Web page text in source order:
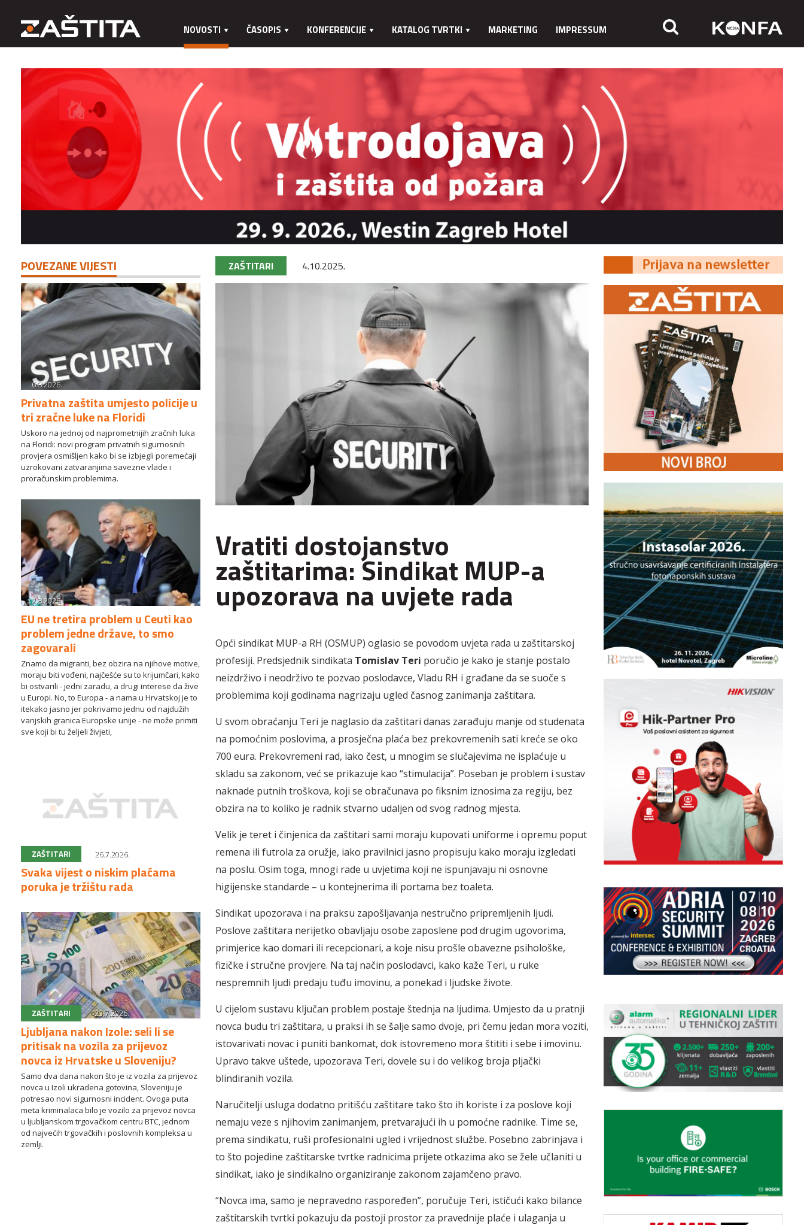
NOVOSTI ČASOPIS KONFERENCIJE KATALOG TVRTKI MARKETING IMPRESSUM
POVEZANE VIJESTI
6.8.2026.
Privatna zaštita umjesto policije u
tri zračne luke na Floridi
Uskoro na jednoj od najprometnijih zračnih luka
na Floridi: novi program privatnih sigurnosnih
provjera osmišljen kako bi se izbjegli poremećaji
uzrokovani zatvaranjima savezne vlade i
proračunskim problemima.
2.8.2026.
EU ne tretira problem u Ceuti kao
problem jedne države, to smo
zagovarali
Znamo da migranti, bez obzira na njihove motive,
moraju biti vođeni, najčešće su to krijumčari, kako
bi ostvarili - jedni zaradu, a drugi interese da žive
u Europi. No, to Europa - a nama u Hrvatskoj je to
itekako jasno jer pokrivamo jednu od najdužih
vanjskih granica Europske unije - ne može primiti
sve koji bi tu željeli živjeti,
ZAŠTITARI 26.7.2026.
Svaka vijest o niskim plaćama
poruka je tržištu rada
ZAŠTITARI 23.7.2026.
Ljubljana nakon Izole: seli li se
pritisak na vozila za prijevoz
novca iz Hrvatske u Sloveniju?
Samo dva dana nakon što je iz vozila za prijevoz
novca u Izoli ukradena gotovina, Sloveniju je
potresao novi sigurnosni incident. Ovoga puta
meta kriminalaca bilo je vozilo za prijevoz novca
u ljubljanskom trgovačkom centru BTC, jednom
od najvećih trgovačkih i poslovnih kompleksa u
zemlji.
ZAŠTITARI 4.10.2025.
Vratiti dostojanstvo
zaštitarima: Sindikat MUP-a
upozorava na uvjete rada
Opći sindikat MUP-a RH (OSMUP) oglasio se povodom uvjeta rada u zaštitarskoj
profesiji. Predsjednik sindikata Tomislav Teri poručio je kako je stanje postalo
neizdrživo i neodrživo te pozvao poslodavce, Vladu RH i građane da se suoče s
problemima koji godinama nagrizaju ugled časnog zanimanja zaštitara.
U svom obraćanju Teri je naglasio da zaštitari danas zarađuju manje od studenata
na pomoćnim poslovima, a prosječna plaća bez prekovremenih sati kreće se oko
700 eura. Prekovremeni rad, iako čest, u mnogim se slučajevima ne isplaćuje u
skladu sa zakonom, već se prikazuje kao “stimulacija”. Poseban je problem i sustav
naknade putnih troškova, koji se obračunava po fiksnim iznosima za regiju, bez
obzira na to koliko je radnik stvarno udaljen od svog radnog mjesta.
Velik je teret i činjenica da zaštitari sami moraju kupovati uniforme i opremu poput
remena ili futrola za oružje, iako pravilnici jasno propisuju kako moraju izgledati
na poslu. Osim toga, mnogi rade u uvjetima koji ne ispunjavaju ni osnovne
higijenske standarde – u kontejnerima ili portama bez toaleta.
Sindikat upozorava i na praksu zapošljavanja nestručno pripremljenih ljudi.
Poslove zaštitara nerijetko obavljaju osobe zaposlene pod drugim ugovorima,
primjerice kao domari ili recepcionari, a koje nisu prošle obavezne psihološke,
fizičke i stručne provjere. Na taj način poslodavci, kako kaže Teri, u ruke
nespremnih ljudi predaju tuđu imovinu, a ponekad i ljudske živote.
U cijelom sustavu ključan problem postaje štednja na ljudima. Umjesto da u pratnji
novca budu tri zaštitara, u praksi ih se šalje samo dvoje, pri čemu jedan mora voziti,
istovarivati novac i puniti bankomat, dok istovremeno mora štititi i sebe i imovinu.
Upravo takve uštede, upozorava Teri, dovele su i do velikog broja pljački
blindiranih vozila.
Naručitelji usluga dodatno pritišću zaštitare tako što ih koriste i za poslove koji
nemaju veze s njihovim zanimanjem, pretvarajući ih u pomoćne radnike. Time se,
prema sindikatu, ruši profesionalni ugled i vrijednost službe. Posebno zabrinjava i
to što pojedine zaštitarske tvrtke radnicima prijete otkazima ako se žele učlaniti u
sindikat, iako je sindikalno organiziranje zakonom zajamčeno pravo.
“Novca ima, samo je nepravedno raspoređen”, poručuje Teri, ističući kako bilance
zaštitarskih tvrtki pokazuju da postoji prostor za pravednije plaće i ulaganja u